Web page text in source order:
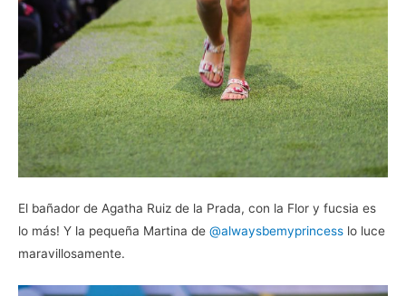
El bañador de Agatha Ruiz de la Prada, con la Flor y fucsia es
lo más! Y la pequeña Martina de @alwaysbemyprincess lo luce
maravillosamente.